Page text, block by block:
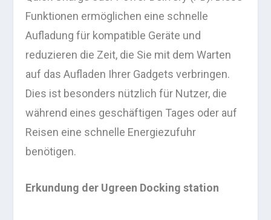
Funktionen ermöglichen eine schnelle
Aufladung für kompatible Geräte und
reduzieren die Zeit, die Sie mit dem Warten
auf das Aufladen Ihrer Gadgets verbringen.
Dies ist besonders nützlich für Nutzer, die
während eines geschäftigen Tages oder auf
Reisen eine schnelle Energiezufuhr
benötigen.
Erkundung der Ugreen Docking station